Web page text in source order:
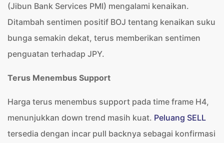
(Jibun Bank Services PMI) mengalami kenaikan.
Ditambah sentimen positif BOJ tentang kenaikan suku
bunga semakin dekat, terus memberikan sentimen
penguatan terhadap JPY.
Terus Menembus Support
Harga terus menembus support pada time frame H4,
menunjukkan down trend masih kuat. Peluang SELL
tersedia dengan incar pull backnya sebagai konfirmasi